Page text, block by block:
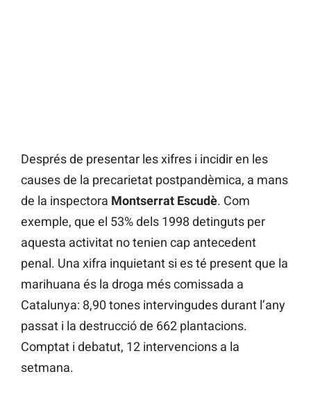
Després de presentar les xifres i incidir en les
causes de la precarietat postpandèmica, a mans
de la inspectora Montserrat Escudè. Com
exemple, que el 53% dels 1998 detinguts per
aquesta activitat no tenien cap antecedent
penal. Una xifra inquietant si es té present que la
marihuana és la droga més comissada a
Catalunya: 8,90 tones intervingudes durant l’any
passat i la destrucció de 662 plantacions.
Comptat i debatut, 12 intervencions a la
setmana.